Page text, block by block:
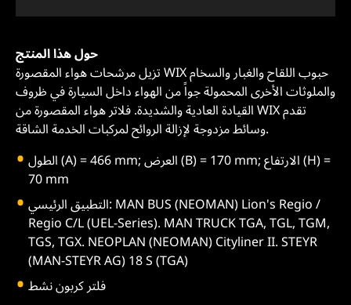
حول هذا المنتج
تزيل مرشحات هواء المقصورة WIX حبوب اللقاح والغبار والسخام
والملوثات الأخرى المحمولة جواً من الهواء داخل السيارة في ظروف
القيادة العادية والشديدة. فلاتر هواء المقصورة من WIX تقدم
وسائط مزدوجة لإزالة الروائح لمركبات الخدمة الشاقة.
الطول (A) = 466 mm; العرض (B) = 170 mm; الارتفاع (H) =
70 mm
التطبيق الرئيسي: MAN BUS (NEOMAN) Lion's Regio /
Regio C/L (UEL-Series). MAN TRUCK TGA, TGL, TGM,
TGS, TGX. NEOPLAN (NEOMAN) Cityliner II. STEYR
(MAN-STEYR AG) 18 S (TGA)
فلتر كربون نشط